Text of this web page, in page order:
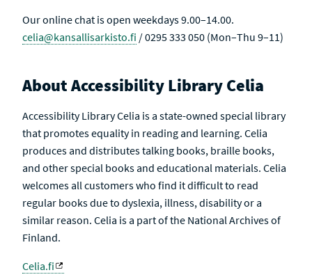
Our online chat is open weekdays 9.00–14.00.
celia@kansallisarkisto.fi / 0295 333 050 (Mon–Thu 9–11)
About Accessibility Library Celia
Accessibility Library Celia is a state-owned special library
that promotes equality in reading and learning. Celia
produces and distributes talking books, braille books,
and other special books and educational materials. Celia
welcomes all customers who find it difficult to read
regular books due to dyslexia, illness, disability or a
similar reason. Celia is a part of the National Archives of
Finland.
Celia.fi